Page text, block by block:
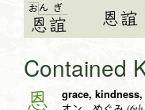
お ん
恩
ぎ
誼 恩誼
Contained
恩 grace,